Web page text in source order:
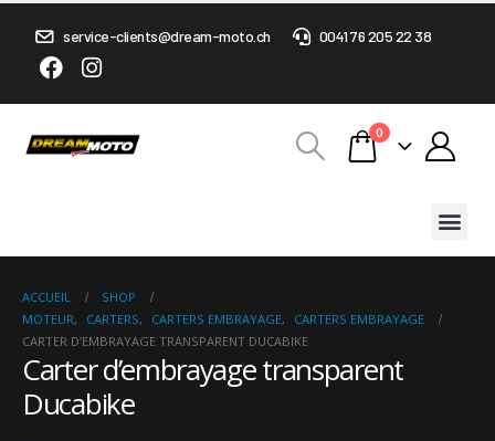
service-clients@dream-moto.ch 0041 76 205 22 38
0
ACCUEIL
SHOP
MOTEUR, CARTERS, CARTERS EMBRAYAGE,
CARTERS EMBRAYAGE
CARTER D’EMBRAYAGE TRANSPARENT DUCABIKE
Carter d’embrayage transparent
Ducabike